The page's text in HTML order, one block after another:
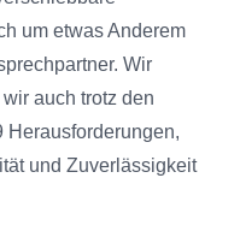
um etwas Anderem
Wir
auch trotz den
Herausforderungen,
und Zuverlässigkeit